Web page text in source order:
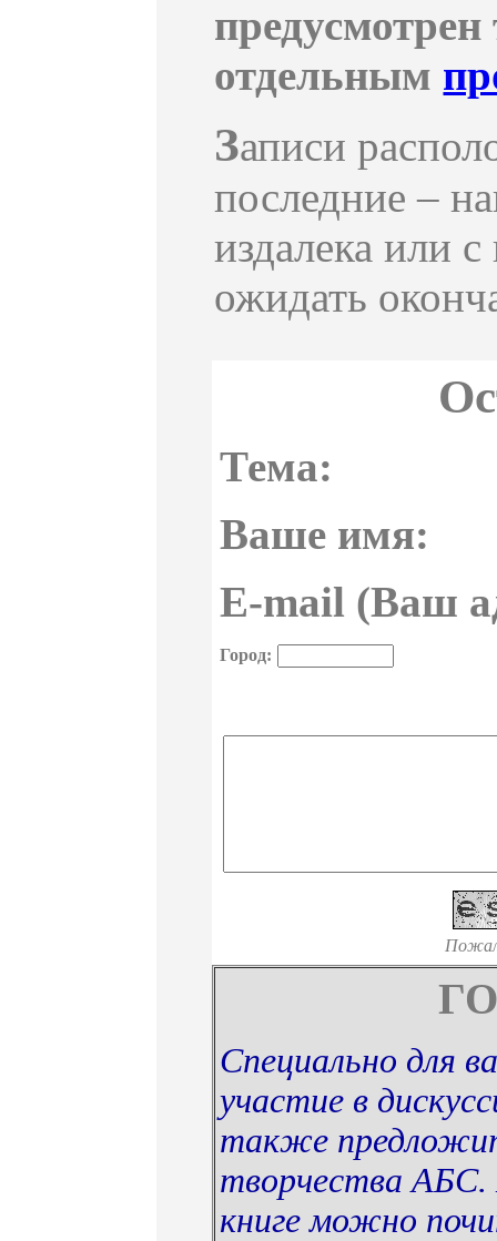
отдельным
Записи
последние –
издалека или
ожидать
Тема:
Ваше имя:
E-mail (Ваш
Город:
Специально для
участие в
также
творчества АБС.
книге можно